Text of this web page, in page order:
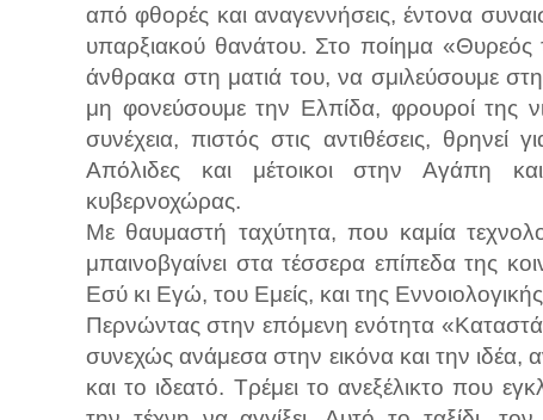
από φθορές και αναγεννήσεις, έντονα
υπαρξιακού θανάτου. Στο ποίημα
άνθρακα στη ματιά του, να σμιλεύσουμε
μη φονεύσουμε την Ελπίδα, φρουροί της
συνέχεια, πιστός στις αντιθέσεις,
Απόλιδες και μέτοικοι στην Αγάπη
κυβερνοχώρας.
Με θαυμαστή ταχύτητα, που καμία
μπαινοβγαίνει στα τέσσερα επίπεδα της
Εσύ κι Εγώ, του Εμείς, και της
Περνώντας στην επόμενη ενότητα
συνεχώς ανάμεσα στην εικόνα και την
και το ιδεατό. Τρέμει το ανεξέλικτο που